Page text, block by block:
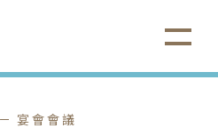
宴會會議